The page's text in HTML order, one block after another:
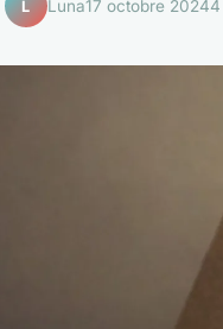
L Luna17 octobre 2024